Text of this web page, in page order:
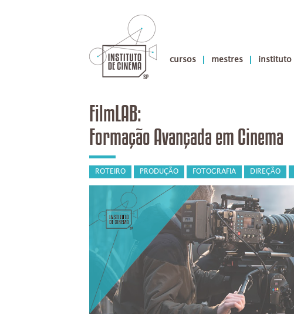
cursos mestres instituto
FilmLAB:
Formação Avançada em Cinema
ROTEIRO PRODUÇÃO FOTOGRAFIA DIREÇÃO